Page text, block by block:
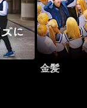
金髪